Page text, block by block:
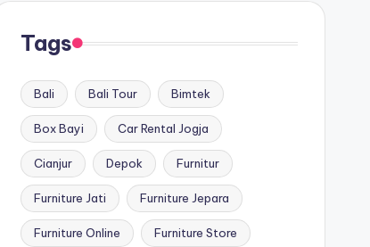
Tags
Bali Bali Tour Bimtek
Box Bayi Car Rental Jogja
Cianjur Depok Furnitur
Furniture Jati Furniture Jepara
Furniture Online Furniture Store